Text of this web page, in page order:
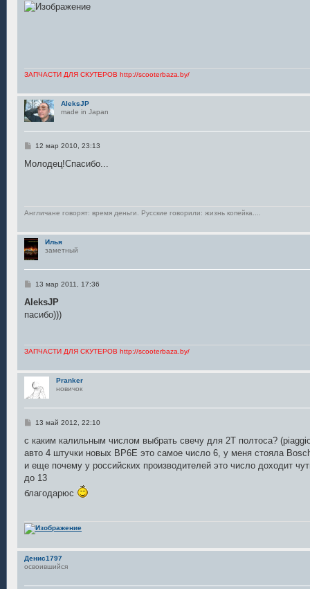
о
б
ЗАПЧАСТИ ДЛЯ СКУТЕРОВ http://scooterbaza.by/
AleksJP
made in Japan
С
о
е
12 мар 2010, 23:13
Молодец!Спасибо...
Англичане говорят: время деньги. Русские говорили: жизнь копейка....
Илья
заметный
С
о
щ
е
13 мар 2011, 17:36
AleksJP
пасибо)))
ЗАПЧАСТИ ДЛЯ СКУТЕРОВ http://scooterbaza.by/
Pranker
новичок
С
о
щ
е
и
13 май 2012, 22:10
с каким калильным числом выбрать свечу для 2Т полтоса?
авто 4 штучки новых BP6E это самое число 6, у меня стояла
и еще почему у российских производителей это число доходит
до 13
благодарюс
Денис1797
освоившийся